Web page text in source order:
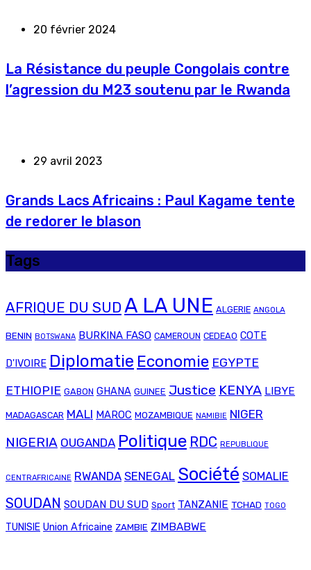
20 février 2024
La Résistance du peuple Congolais contre
l’agression du M23 soutenu par le Rwanda
29 avril 2023
Grands Lacs Africains : Paul Kagame tente
de redorer le blason
Tags
AFRIQUE DU SUD A LA UNE ALGERIE ANGOLA
BENIN BOTSWANA BURKINA FASO CAMEROUN CEDEAO COTE
D'IVOIRE Diplomatie Economie EGYPTE
ETHIOPIE GABON GHANA GUINEE Justice KENYA LIBYE
MADAGASCAR MALI MAROC MOZAMBIQUE NAMIBIE NIGER
NIGERIA OUGANDA Politique RDC REPUBLIQUE
CENTRAFRICAINE RWANDA SENEGAL Société SOMALIE
SOUDAN SOUDAN DU SUD Sport TANZANIE TCHAD TOGO
TUNISIE Union Africaine ZAMBIE ZIMBABWE